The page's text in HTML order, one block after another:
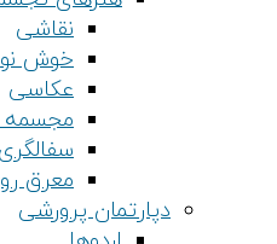
نقاشی
خوش
عکاسی
مجسمه
سفالگری
معرق
دپارتمان پرورشی